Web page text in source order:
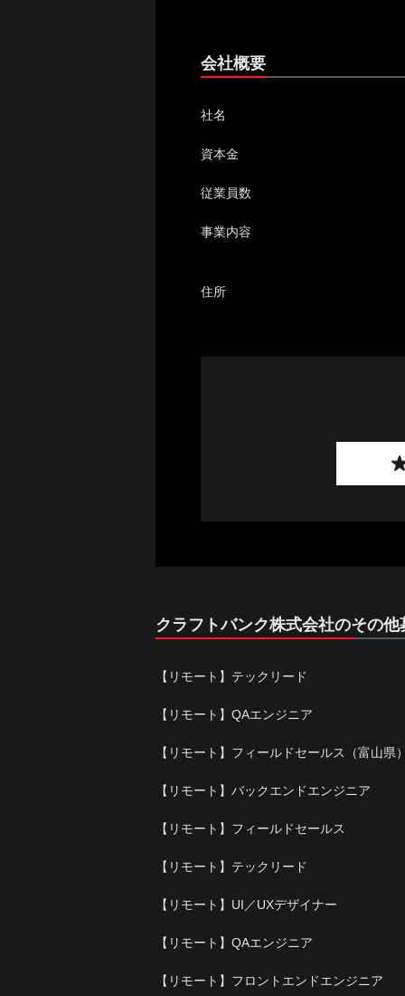
会社概要
社名
資本金
従業員数
事業内容
住所
クラフトバンク株式会社のその他
【リモート】テックリード
【リモート】QAエンジニア
【リモート】フィールドセールス（富山県
【リモート】バックエンドエンジニア
【リモート】フィールドセールス
【リモート】テックリード
【リモート】UI／UXデザイナー
【リモート】QAエンジニア
【リモート】フロントエンドエンジニア